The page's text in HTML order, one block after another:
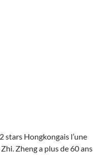
stars Hongkongais l’une
Zheng a plus de 60 ans